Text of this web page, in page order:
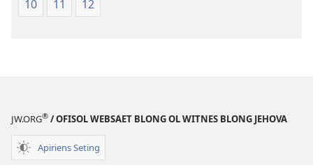
10
11 12
JW.ORG® / OFISOL WEBSAET BLONG OL WITNES BLONG JEHOVA
Apiriens Seting